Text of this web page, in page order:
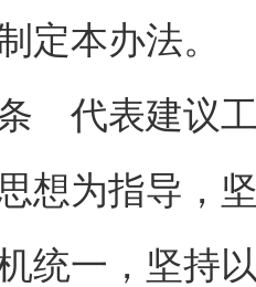
定本办法。
表建议工
想为指导，
统一，坚持